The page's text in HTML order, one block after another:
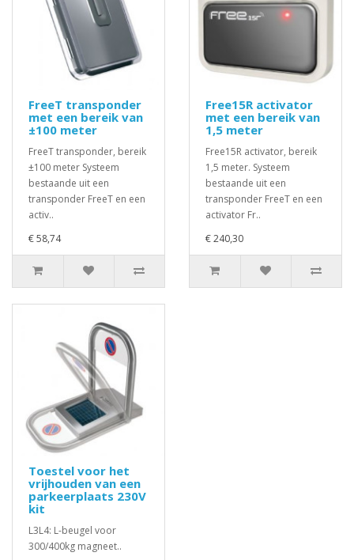
FreeT transponder
met een bereik van
±100 meter
FreeT transponder, bereik
±100 meter Systeem
bestaande uit een
transponder FreeT en een
activ..
€ 58,74
Free15R activator
met een bereik van
1,5 meter
Free15R activator, bereik
1,5 meter. Systeem
bestaande uit een
transponder FreeT en een
activator Fr..
€ 240,30
Toestel voor het
vrijhouden van een
parkeerplaats 230V
kit
L3L4: L-beugel voor
300/400kg magneet..